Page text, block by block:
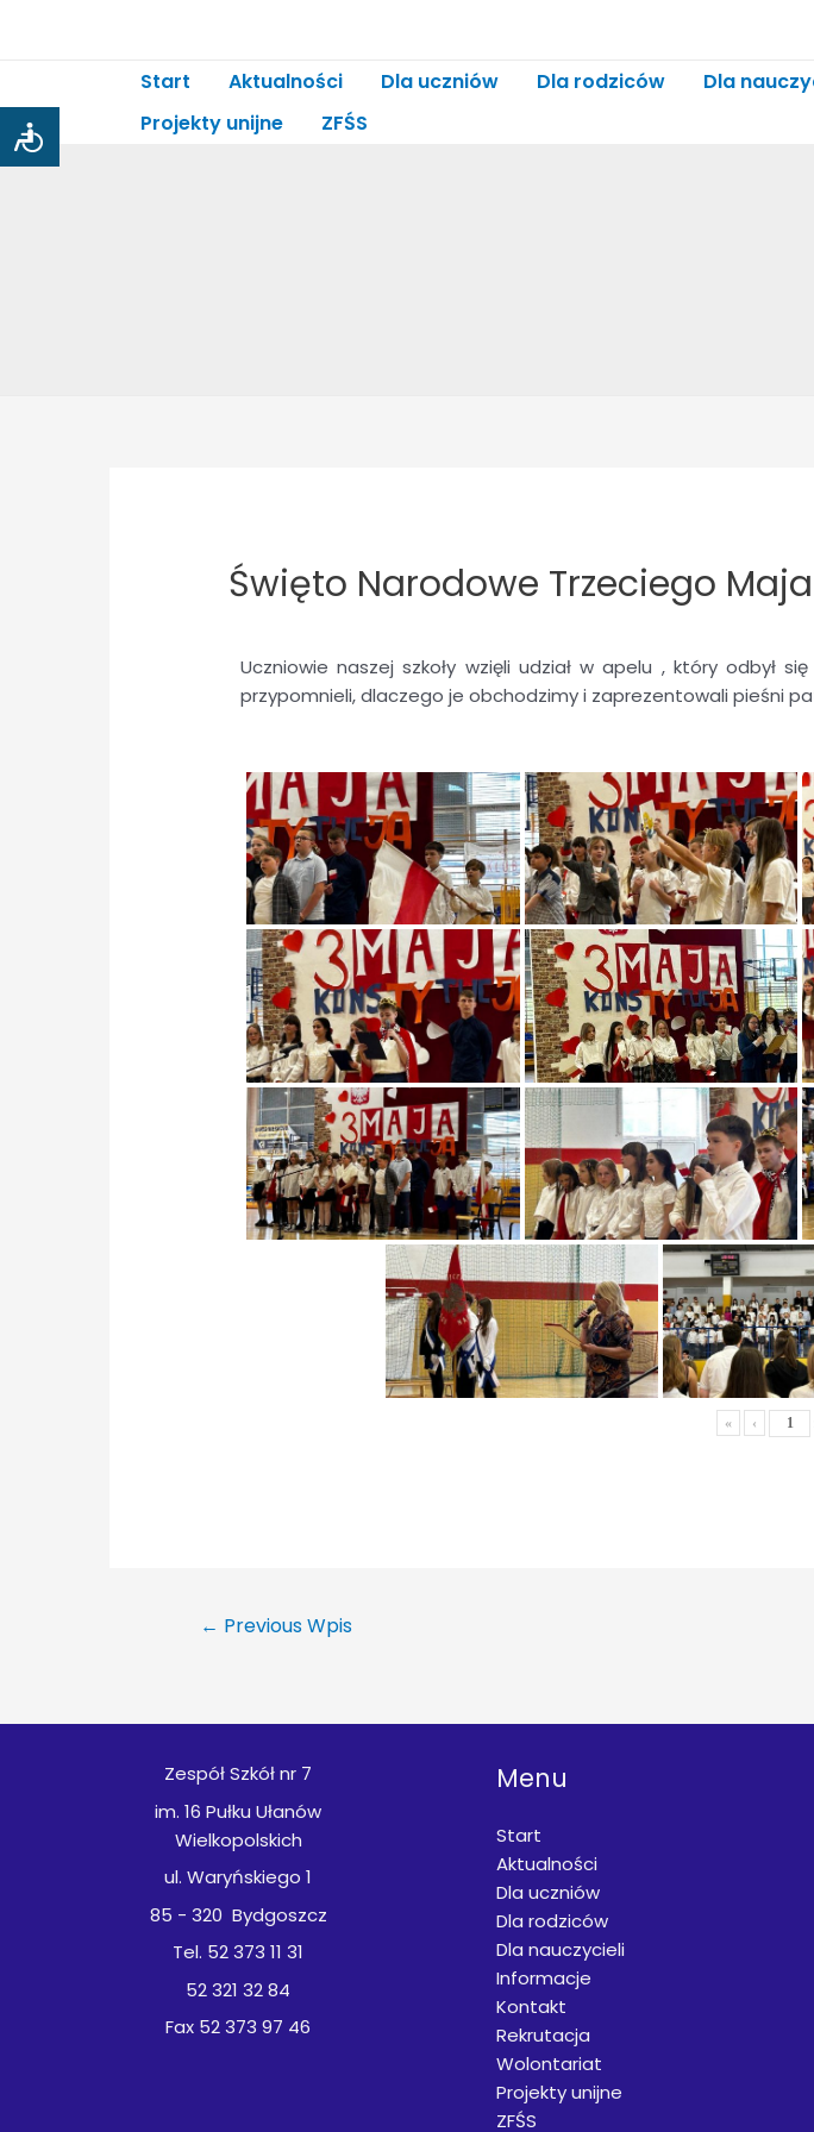
Start Aktualności Dla uczniów Dla rodziców Dla
Projekty unijne
ZFŚS
Święto Narodowe Trzeciego Maja
Uczniowie naszej szkoły wzięli udział w apelu , który odbył
przypomnieli, dlaczego je obchodzimy i zaprezentowali pieśni
« ‹
← Previous Wpis
Zespół Szkół nr 7
im. 16 Pułku Ułanów
Wielkopolskich
ul. Waryńskiego 1
85 - 320 Bydgoszcz
Tel. 52 373 11 31
52 321 32 84
Fax 52 373 97 46
Menu
Start
Aktualności
Dla uczniów
Dla rodziców
Dla nauczycieli
Informacje
Kontakt
Rekrutacja
Wolontariat
Projekty unijne
ZFŚS